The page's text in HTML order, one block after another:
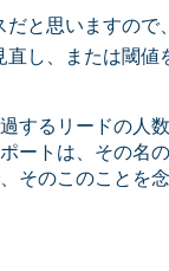
と思いますので
し、または閾
するリードの人
ートは、その名
そのこのことを